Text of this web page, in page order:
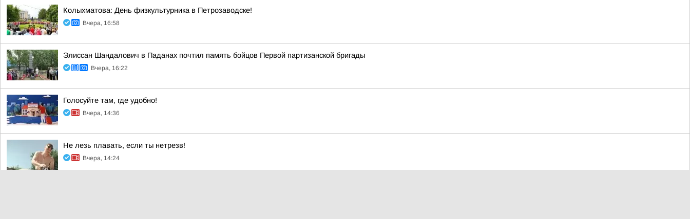
Колыхматова: День физкультурника в Петрозаводске!
Вчера, 16:58
Элиссан Шандалович в Паданах почтил память бойцов Первой партизанской бригады
Вчера, 16:22
Голосуйте там, где удобно!
Вчера, 14:36
Не лезь плавать, если ты нетрезв!
Вчера, 14:24